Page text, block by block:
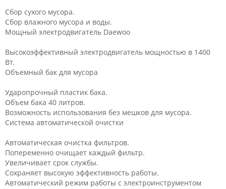
Сбор сухого мусора.
Сбор влажного мусора и воды.
Мощный электродвигатель Daewoo
Высокоэффективный электродвигатель мощностью в 1400
Вт.
Объемный бак для мусора
Ударопрочный пластик бака.
Объем бака 40 литров.
Возможность использования без мешков для мусора.
Система автоматической очистки
Автоматическая очистка фильтров.
Попеременно очищает каждый фильтр.
Увеличивает срок службы.
Сохраняет высокую эффективность работы.
Автоматический режим работы с электроинструментом